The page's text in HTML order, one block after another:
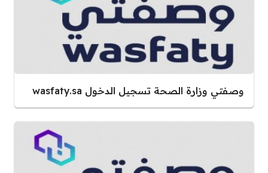
وصفتي وزارة الصحة تسجيل الدخول wasfaty.sa